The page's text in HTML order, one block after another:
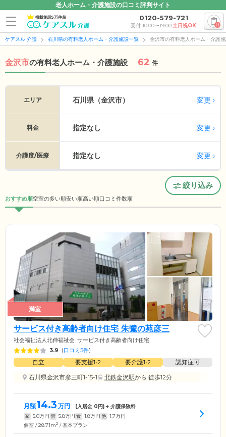
老人ホーム・介護施設の口コミ評判サイト
掲載施設5万件超 0120-579-721
受付 10:00〜19:00土日祝OK 0
ケアスル 介護 石川県の有料老人ホーム・介護施設一覧 金沢市の有料老人ホーム・介護
金沢市の有料老人ホーム・介護施設 62 件
エリア 石川県（金沢市） 変更
料金 指定なし 変更
介護度/医療 指定なし 変更
絞り込み
おすすめ順空室の多い順安い順高い順口コミ件数順
満室
サービス付き高齢者向け住宅 朱鷺の苑彦三
社会福祉法人北伸福祉会 サービス付き高齢者向け住宅
3.9 (口コミ5件)
自立 要支援1•2 要介護1•2
認知症可
石川県金沢市彦三町1-15-1
北鉄金沢駅から 徒歩12分
月額14.3 万円 (入居金 0円) + 介護保険料
家 5.0万円 管 5.8万円 食 1.8万円 他 1.7万円
個室 / 28.71m2 / 基本プラン